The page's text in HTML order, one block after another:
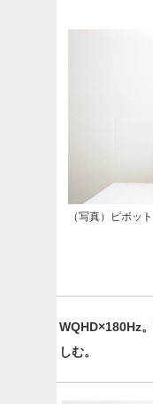
（写真）ピボ
WQHD×180Hz
しむ。